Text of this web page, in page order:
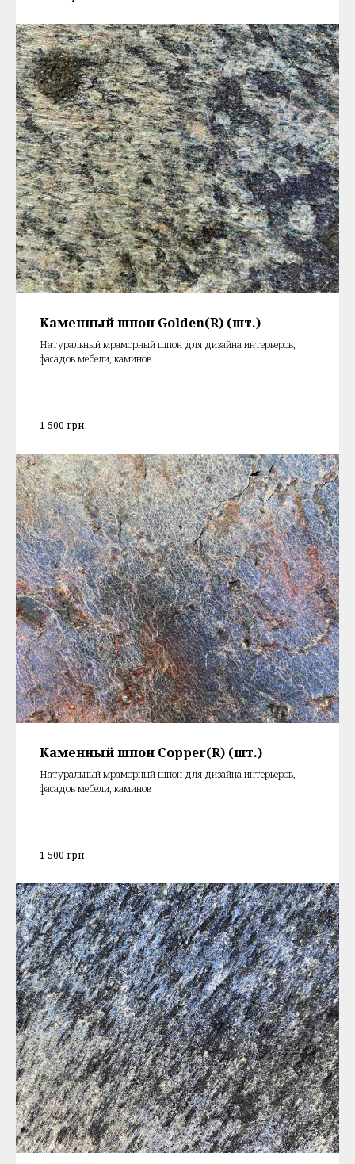
Каменный шпон Golden(R) (шт.)
Натуральный мраморный шпон для дизайна интерьеров,
фасадов мебели, каминов
1 500 грн.
Каменный шпон Copper(R) (шт.)
Натуральный мраморный шпон для дизайна интерьеров,
фасадов мебели, каминов
1 500 грн.